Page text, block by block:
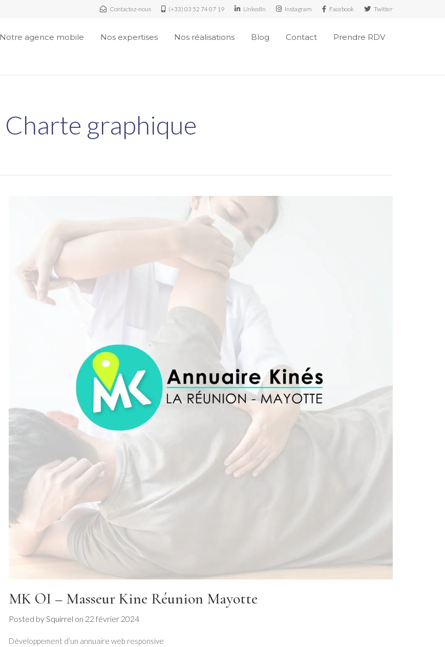
Contactez-nous (+33) 03 52 74 07 19 LinkedIn Instagram Facebook Twitter
Notre agence mobile Nos expertises Nos réalisations Blog Contact Prendre RDV
Charte graphique
MK OI – Masseur Kine Réunion Mayotte
Posted bySquirrel on 22 février 2024
Développement d’un annuaire web responsive